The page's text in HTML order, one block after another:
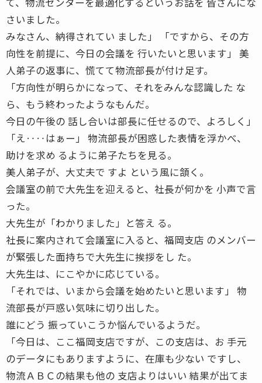
さいました。
みなさん、納得されてい ました」 「ですから、その方
向性を前提に、今日の会議を 行いたいと思います」 美
人弟子の返事に、慌てて物流部長が付け足す。
「方向性が明らかになって、それをみんな認識した な
ら、もう終わったようなもんだ。
今日の午後の 話し合いは部長に任せるので、よろしく」
「え‥‥はぁー」 物流部長が困惑した表情を浮かべ、
助けを求め るように弟子たちを見る。
美人弟子が、大丈夫で すよ という風に頷く。
会議室の前で大先生を迎えると、社長が何かを 小声で言
った。
大先生が「わかりました」と答え る。
社長に案内されて会議室に入ると、福岡支店 のメンバー
が緊張した面持ちで大先生に挨拶をし た。
大先生は、にこやかに応じている。
「それでは、いまから会議を始めたいと思います」 物
流部長が戸惑い気味に切り出した。
誰にどう 振っていこうか悩んでいるようだ。
「今日は、ここ福岡支店ですが、この支店は、お 手元
のデータにもありますように、在庫も少ない ですし、
物流ＡＢＣの結果も他の 支店よりはいい 結果が出てま